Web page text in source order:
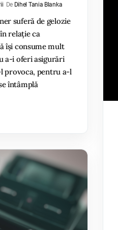
De Dihel Tania Blanka
suferă de gelozie
relație ca
își consume mult
a-i oferi asigurări
provoca, pentru a-l
întâmplă